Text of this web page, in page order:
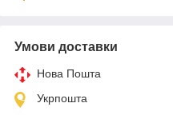
Умови доставки
Нова Пошта
Укрпошта